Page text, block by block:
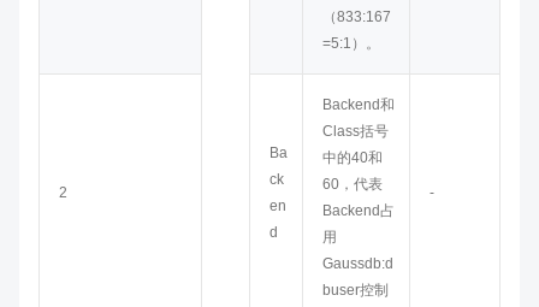
（833:167
=5:1）。
2
Ba
ck
en
d
Backend和
Class括号
中的40和
60，代表
Backend占
用
Gaussdb:d
buser控制
-